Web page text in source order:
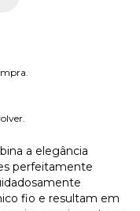
a elegância
perfeitamente
fio e resultam em